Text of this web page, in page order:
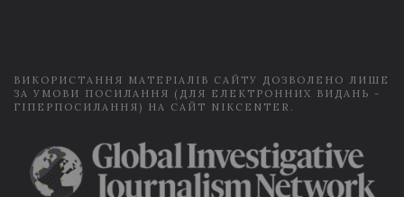
ВИКОРИСТАННЯ МАТЕРІАЛІВ САЙТУ ДОЗВОЛЕНО ЛИШЕ
ЗА УМОВИ ПОСИЛАННЯ (ДЛЯ ЕЛЕКТРОННИХ ВИДАНЬ -
ГІПЕРПОСИЛАННЯ) НА САЙТ NIKCENTER.